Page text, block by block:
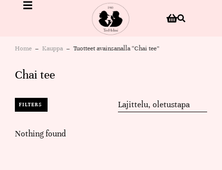
You are here:
Home Kauppa Tuotteet avainsanalla “Chai tee”
Chai tee
FILTERS
Nothing found